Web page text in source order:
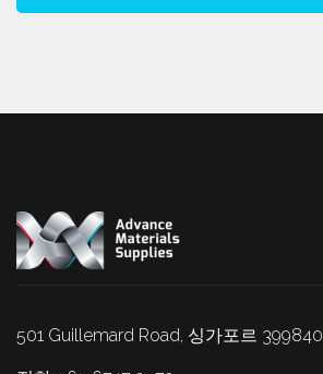
501 Guillemard Road, 싱가포르 399840